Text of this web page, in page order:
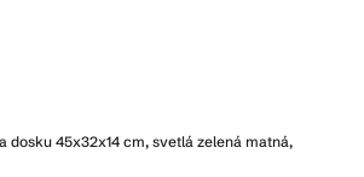
dosku 45x32x14 cm, svetlá zelená matná,